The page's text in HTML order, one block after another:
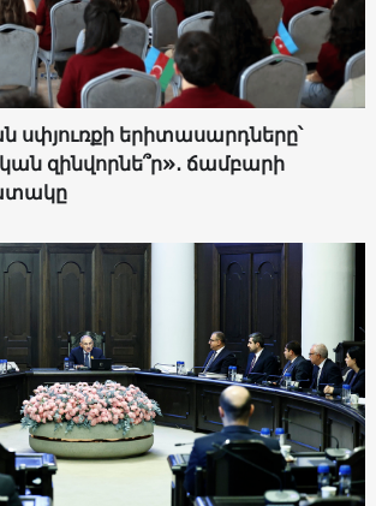
սփյուռքի երիտասարդները՝
զինվորնե՞ր»․ ճամբարի